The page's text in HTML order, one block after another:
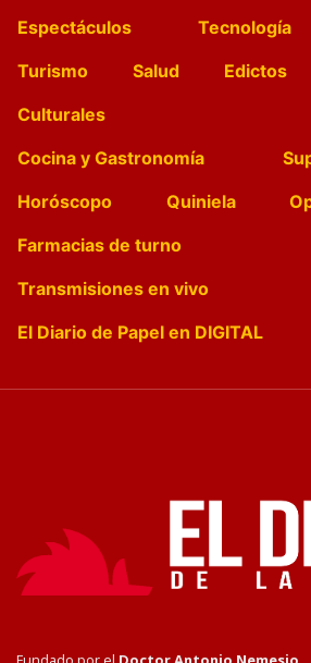
Espectáculos
Tecnología
Turismo
Salud Edictos
Culturales
Cocina y Gastronomía
Horóscopo
Quiniela
Farmacias de turno
Transmisiones en vivo
El Diario de Papel en DIGITAL